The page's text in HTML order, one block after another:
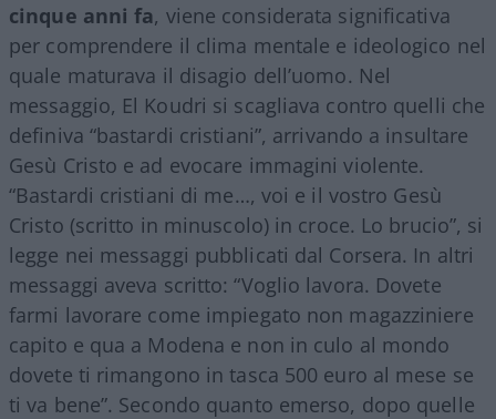
cinque anni fa, viene considerata significativa
per comprendere il clima mentale e ideologico nel
quale maturava il disagio dell’uomo. Nel
messaggio, El Koudri si scagliava contro quelli che
definiva “bastardi cristiani”, arrivando a insultare
Gesù Cristo e ad evocare immagini violente.
“Bastardi cristiani di me…, voi e il vostro Gesù
Cristo (scritto in minuscolo) in croce. Lo brucio”, si
legge nei messaggi pubblicati dal Corsera. In altri
messaggi aveva scritto: “Voglio lavora. Dovete
farmi lavorare come impiegato non magazziniere
capito e qua a Modena e non in culo al mondo
dovete ti rimangono in tasca 500 euro al mese se
ti va bene”. Secondo quanto emerso, dopo quelle